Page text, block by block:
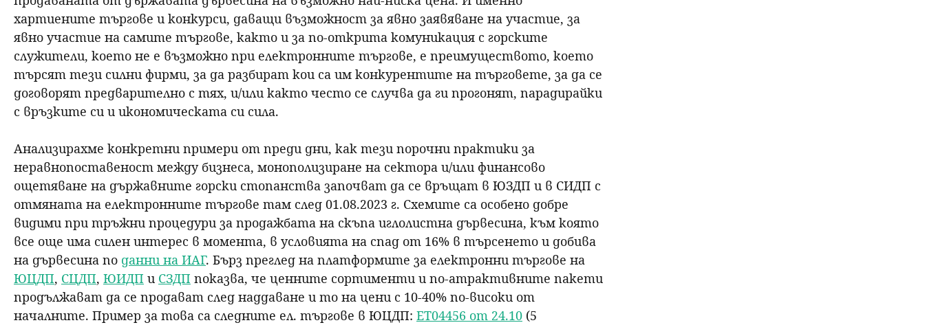
хартиените търгове и конкурси, даващи възможност за явно заявяване на участие, за
явно участие на самите търгове, както и за по-открита комуникация с горските
служители, което не е възможно при електронните търгове, е преимуществото, което
търсят тези силни фирми, за да разбират кои са им конкурентите на търговете, за да се
договорят предварително с тях, и/или както често се случва да ги прогонят, парадирайки
с връзките си и икономическата си сила.
Анализирахме конкретни примери от преди дни, как тези порочни практики за
неравнопоставеност между бизнеса, монополизиране на сектора и/или финансово
ощетяване на държавните горски стопанства започват да се връщат в ЮЗДП и в СИДП с
отмяната на електронните търгове там след 01.08.2023 г. Схемите са особено добре
видими при тръжни процедури за продажбата на скъпа иглолистна дървесина, към която
все още има силен интерес в момента, в условията на спад от 16% в търсенето и добива
на дървесина по данни на ИАГ. Бърз преглед на платформите за електронни търгове на
ЮЦДП, СЦДП, ЮИДП и СЗДП показва, че ценните сортименти и по-атрактивните пакети
продължават да се продават след наддаване и то на цени с 10-40% по-високи от
началните. Пример за това са следните ел. търгове в ЮЦДП: ЕТ04456 от 24.10 (5